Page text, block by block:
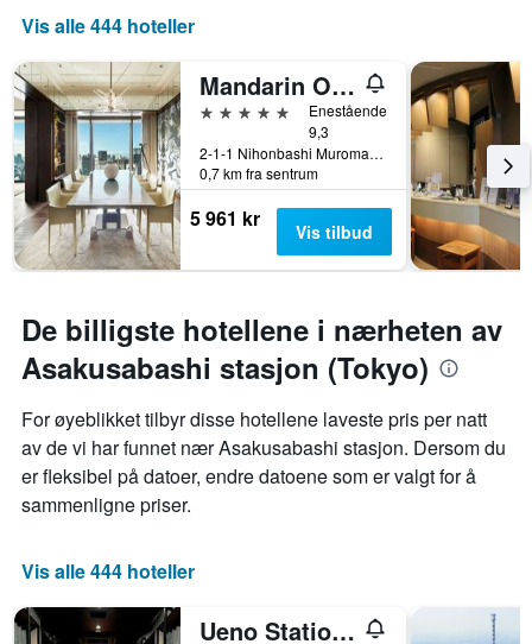
Vis alle 444 hoteller
Mandarin Oriental, Tokyo
5 stjerner
Enestående
9,3
2-1-1 Nihonbashi Muromachi, Tokyo, Japan
0,7 km fra sentrum
5 961 kr Vis tilbud
De billigste hotellene i nærheten av
Asakusabashi stasjon (Tokyo)
For øyeblikket tilbyr disse hotellene laveste pris per natt
av de vi har funnet nær Asakusabashi stasjon. Dersom du
er fleksibel på datoer, endre datoene som er valgt for å
sammenligne priser.
Vis alle 444 hoteller
Ueno Station Hostel Oriental 1 Male Only